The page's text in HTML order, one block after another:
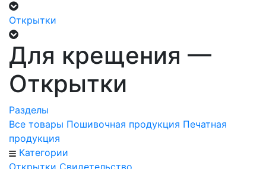
Открытки
Для крещения —
Открытки
Разделы
Все товары Пошивочная продукция Печатная
продукция
Категории
Открытки Свидетельство